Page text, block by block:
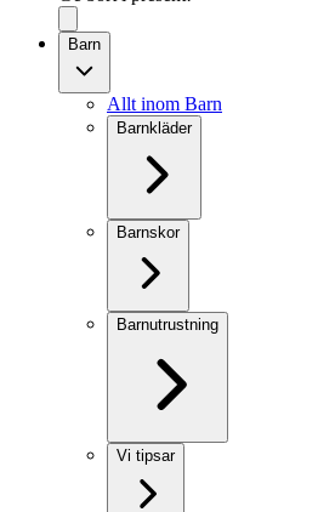
Barn
Allt inom Barn
Barnkläder
Barnskor
Barnutrustning
Vi tipsar